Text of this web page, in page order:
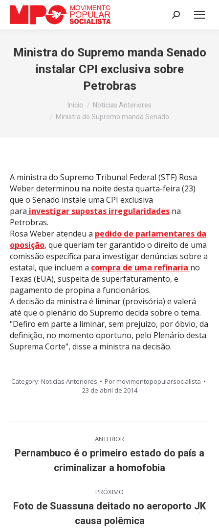
Search:
Ministra do Supremo manda Senado
instalar CPI exclusiva sobre
Petrobras
Início
Noticias Anteriores
Ministra do Supremo manda Senado…
A ministra do Supremo Tribunal Federal (STF) Rosa
Weber determinou na noite desta quarta-feira (23)
que o Senado instale uma CPI exclusiva
para investigar supostas irregularidades na
Petrobras.
Rosa Weber atendeu a pedido de parlamentares da
oposição, que queriam ter garantido o direito de uma
comissão específica para investigar denúncias sobre a
estatal, que incluem a compra de uma refinaria no
Texas (EUA), suspeita de superfaturamento, e
pagamento de propina a funcionários.
A decisão da ministra é liminar (provisória) e valerá
até que o plenário do Supremo decida sobre o tema.
"Defiro em parte a liminar, sem prejuízo, por óbvio, da
definição, no momento oportuno, pelo Plenário desta
Suprema Corte", disse a ministra na decisão.
Category: Noticias Anteriores Pormovimentopopularsocialista
23 de abril de 2014
de
ANTERIOR
Post
anterior:
Pernambuco é o primeiro estado do país a
criminalizar a homofobia
PRÓXIMO
Próximo
post:
Foto de Suassuna deitado no aeroporto JK
causa polêmica